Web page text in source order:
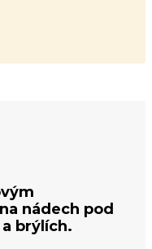
nádech pod
brýlích.